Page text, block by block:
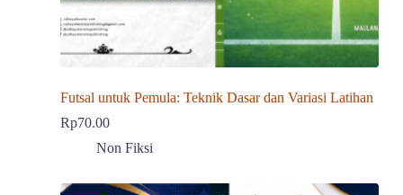
Futsal untuk Pemula: Teknik Dasar dan Variasi Latihan
Rp70.00
Non Fiksi